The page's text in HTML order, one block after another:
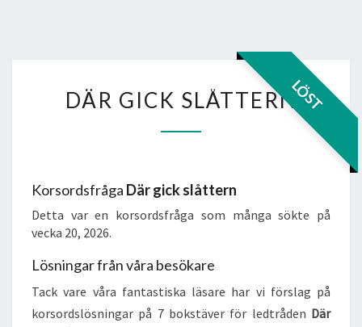
LÖST
GICK
DÄR GICK SLÅTTERN
Korsordsfråga Där gick slåttern
Detta var en korsordsfråga som många sökte på
vecka 20, 2026.
Lösningar från våra besökare
Tack vare våra fantastiska läsare har vi förslag på
korsordslösningar på 7 bokstäver för ledtråden Där